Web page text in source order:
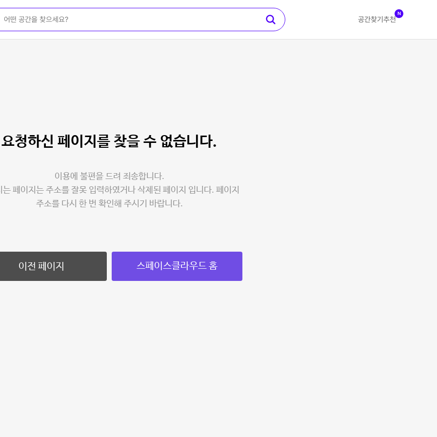
공간찾기 추천
N
요청하신 페이지를 찾을 수 없습니다.
이용에 불편을 드려 죄송합니다.
는 페이지는 주소를 잘못 입력하였거나 삭제된 페이지 입니다. 페이지
주소를 다시 한 번 확인해 주시기 바랍니다.
이전 페이지 스페이스클라우드 홈